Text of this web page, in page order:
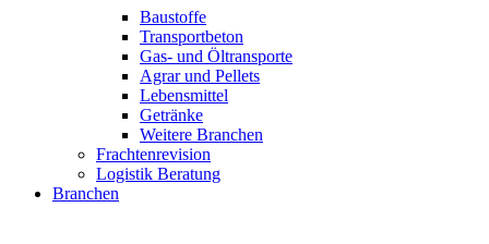
Baustoffe
Transportbeton
Gas- und Öltransporte
Agrar und Pellets
Lebensmittel
Getränke
Weitere Branchen
Frachtenrevision
Logistik Beratung
Branchen